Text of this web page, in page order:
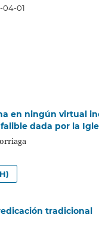
04-01
en ningún virtual
dada por la
tradicional